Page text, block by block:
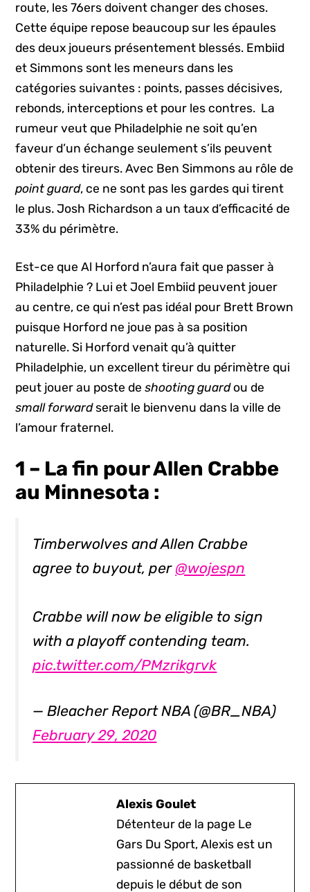
route, les 76ers doivent changer des choses.
Cette équipe repose beaucoup sur les épaules
des deux joueurs présentement blessés. Embiid
et Simmons sont les meneurs dans les
catégories suivantes : points, passes décisives,
rebonds, interceptions et pour les contres. La
rumeur veut que Philadelphie ne soit qu’en
faveur d’un échange seulement s’ils peuvent
obtenir des tireurs. Avec Ben Simmons au rôle de
point guard, ce ne sont pas les gardes qui tirent
le plus. Josh Richardson a un taux d’efficacité de
33% du périmètre.
Est-ce que Al Horford n’aura fait que passer à
Philadelphie ? Lui et Joel Embiid peuvent jouer
au centre, ce qui n’est pas idéal pour Brett Brown
puisque Horford ne joue pas à sa position
naturelle. Si Horford venait qu’à quitter
Philadelphie, un excellent tireur du périmètre qui
peut jouer au poste deshooting guardou de
small forwardserait le bienvenu dans la ville de
l’amour fraternel.
1 – La fin pour Allen Crabbe
au Minnesota :
Timberwolves and Allen Crabbe
agree to buyout, per @wojespn
Crabbe will now be eligible to sign
with a playoff contending team.
pic.twitter.com/PMzrikgrvk
— Bleacher Report NBA (@BR_NBA)
February 29, 2020
Alexis Goulet
Détenteur de la page Le
Gars Du Sport, Alexis est un
passionné de basketball
depuis le début de son